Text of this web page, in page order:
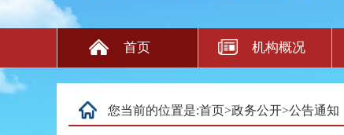
首页 机构概况
您当前的位置是:首页>政务公开>公告通知